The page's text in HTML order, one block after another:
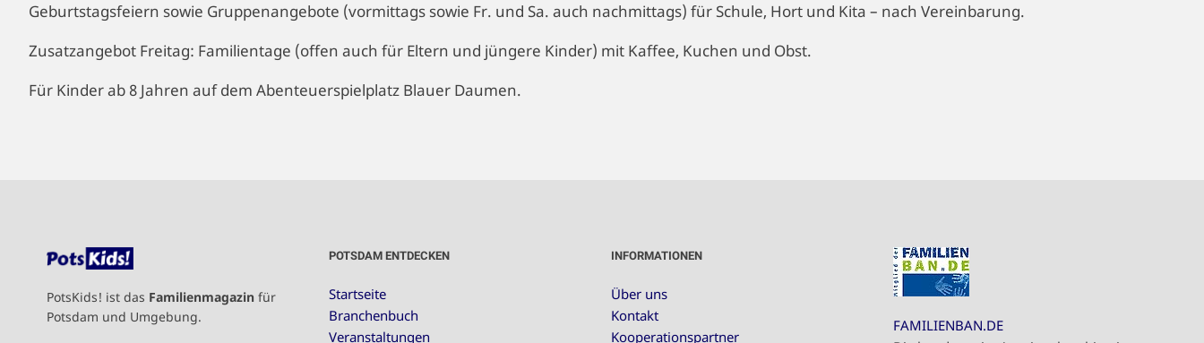
Geburtstagsfeiern sowie Gruppenangebote (vormittags sowie Fr. und Sa. auch nachmittags) für Schule, Hort und Kita – nach Vereinbarung.
Zusatzangebot Freitag: Familientage (offen auch für Eltern und jüngere Kinder) mit Kaffee, Kuchen und Obst.
Für Kinder ab 8 Jahren auf dem Abenteuerspielplatz Blauer Daumen.
PotsKids! ist das Familienmagazin für
Potsdam und Umgebung.
POTSDAM ENTDECKEN
Startseite
Branchenbuch
Veranstaltungen
INFORMATIONEN
Über uns
Kontakt
Kooperationspartner
FAMILIENBAN.DE